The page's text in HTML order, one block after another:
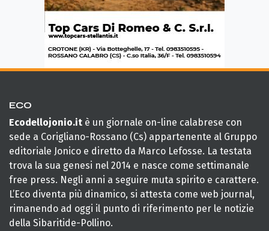
ECO
Ecodellojonio.it è un giornale on-line calabrese con
sede a Corigliano-Rossano (Cs) appartenente al Gruppo
editoriale Jonico e diretto da Marco Lefosse. La testata
trova la sua genesi nel 2014 e nasce come settimanale
free press. Negli anni a seguire muta spirito e carattere.
L’Eco diventa più dinamico, si attesta come web journal,
rimanendo ad oggi il punto di riferimento per le notizie
della Sibaritide-Pollino.